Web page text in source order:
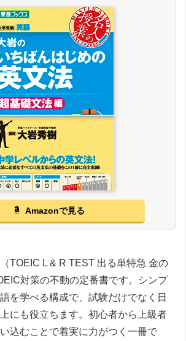
Amazonで見る
TOEIC L & R TEST 出る単特急 金の
対策の不動の定番書です。シンプ
を学べる構成で、試験だけでなく日
にも役立ちます。初心者から上級者
込むことで着実に力がつく一冊で